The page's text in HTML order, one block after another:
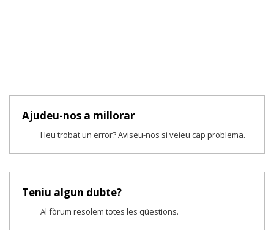
Ajudeu-nos a millorar
Heu trobat un error? Aviseu-nos si veieu cap problema.
Teniu algun dubte?
Al fòrum resolem totes les qüestions.